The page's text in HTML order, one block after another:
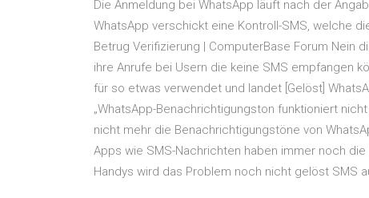
Die Anmeldung bei WhatsApp läuft nach der
WhatsApp verschickt eine Kontroll-SMS, welche
Betrug Verifizierung | ComputerBase Forum Nein
ihre Anrufe bei Usern die keine SMS empfangen
für so etwas verwendet und landet [Gelöst]
„WhatsApp-Benachrichtigungston funktioniert
nicht mehr die Benachrichtigungstöne von
Apps wie SMS-Nachrichten haben immer noch
Handys wird das Problem noch nicht gelöst SMS